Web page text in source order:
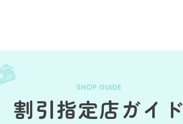
SHOP GUIDE
割引指定店ガイド